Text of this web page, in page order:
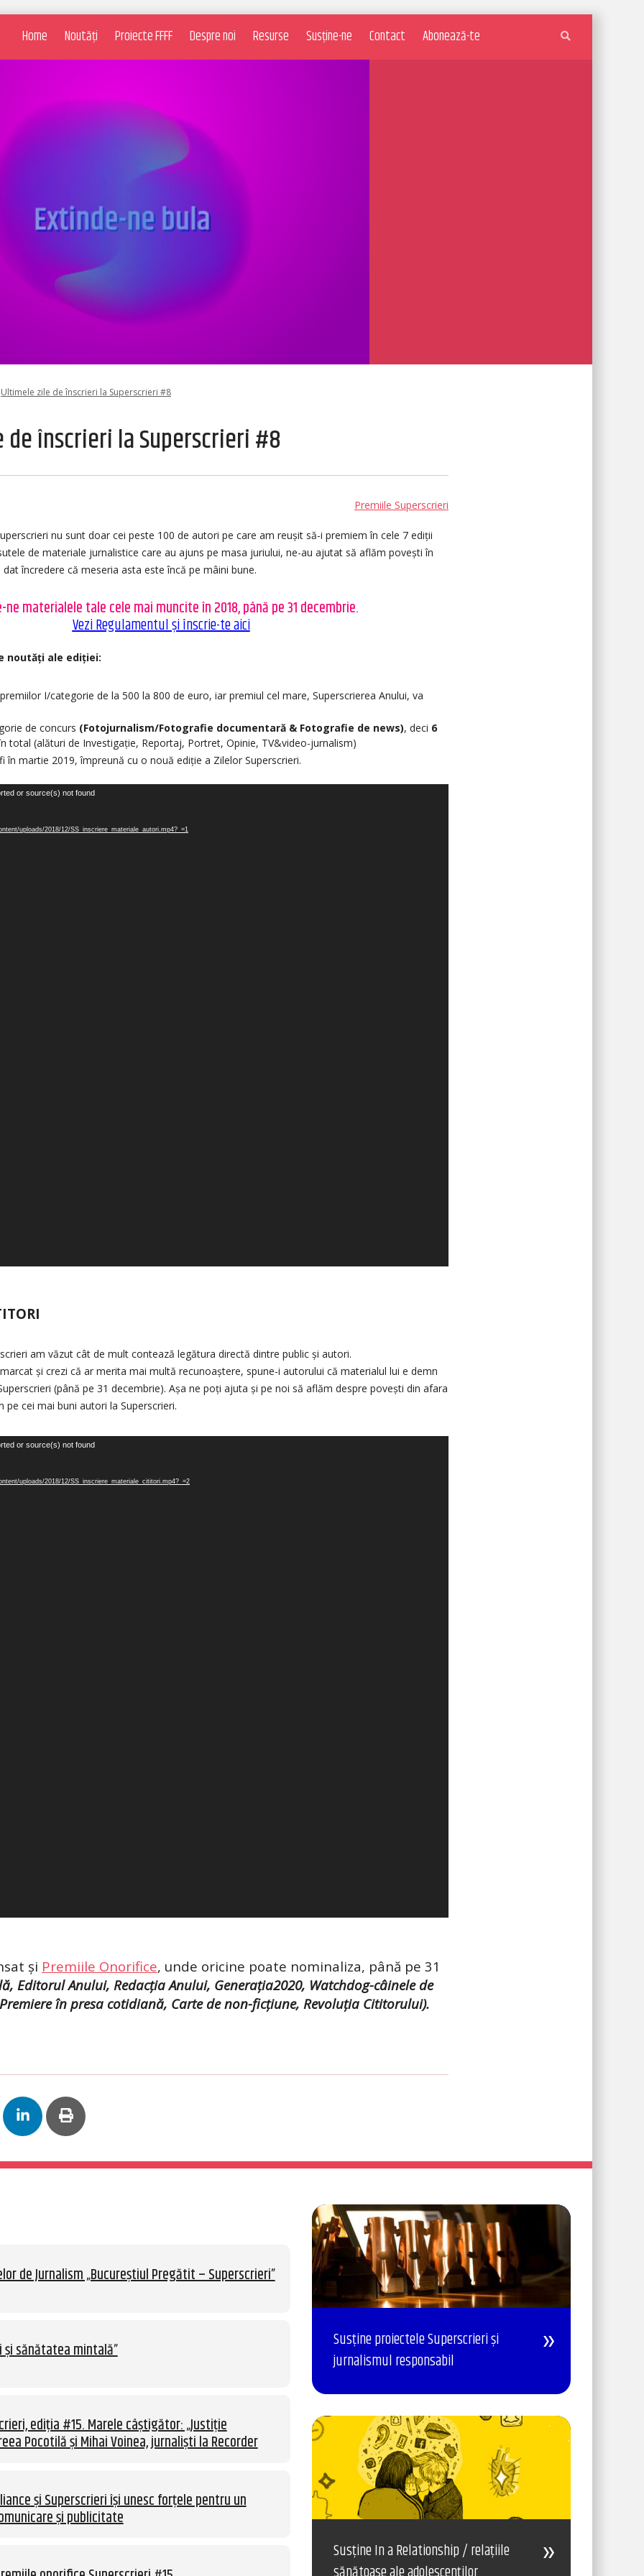
Home Noutăți Proiecte FFFF Despre noi Resurse Susține-ne Contact Abonează-te
Ultimele zile de înscrieri la Superscrieri #8
înscrieri la Superscrieri #8
Premiile Superscrieri
nu sunt doar cei peste 100 de autori pe care am reușit să-i premiem în cele 7 ediții
de materiale jurnalistice care au ajuns pe masa juriului, ne-au ajutat să aflăm povești în
încredere că meseria asta este încă pe mâini bune.
materialele tale cele mai muncite în 2018, până pe 31 decembrie.
Vezi Regulamentul și înscrie-te aici
noutăți ale ediției:
I/categorie de la 500 la 800 de euro, iar premiul cel mare, Superscrierea Anului, va
de concurs (Fotojurnalism/Fotografie documentară & Fotografie de news), deci 6
total (alături de Investigație, Reportaj, Portret, Opinie, TV&video-jurnalism)
în martie 2019, împreună cu o nouă ediție a Zilelor Superscrieri.
or source(s) not found
uploads/2018/12/SS_inscriere_materiale_autori.mp4?_=1
am văzut cât de mult contează legătura directă dintre public și autori.
și crezi că ar merita mai multă recunoaștere, spune-i autorului că materialul lui e demn
(până pe 31 decembrie). Așa ne poți ajuta și pe noi să aflăm despre povești din afara
pe cei mai buni autori la Superscrieri.
or source(s) not found
uploads/2018/12/SS_inscriere_materiale_cititori.mp4?_=2
și Premiile Onorifice, unde oricine poate nominaliza, până pe 31
Editorul Anului, Redacția Anului, Generația2020, Watchdog-câinele de
în presa cotidiană, Carte de non-ficțiune, Revoluția Cititorului).
de Jurnalism „Bucureștiul Pregătit – Superscrieri”
și sănătatea mintală”
ediția #15. Marele câștigător: „Justiție
Pocotilă și Mihai Voinea, jurnaliști la Recorder
și Superscrieri își unesc forțele pentru un
și publicitate
Susține proiectele Superscrieri și
jurnalismul responsabil
Susține In a Relationship / relațiile